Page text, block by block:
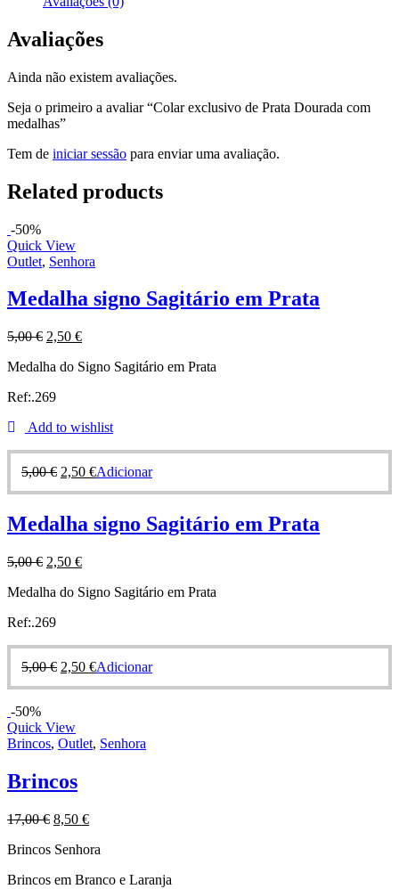
Avaliações
Ainda não existem avaliações.
Seja o primeiro a avaliar “Colar exclusivo de Prata Dourada com
medalhas”
Tem de iniciar sessão para enviar uma avaliação.
Related products
-50%
Quick View
Outlet, Senhora
Medalha signo Sagitário em Prata
5,00€ 2,50 €
Medalha do Signo Sagitário em Prata
Ref:.269
Add to wishlist
5,00€ 2,50 €Adicionar
Medalha signo Sagitário em Prata
5,00€ 2,50 €
Medalha do Signo Sagitário em Prata
Ref:.269
5,00€ 2,50 €Adicionar
-50%
Quick View
Brincos, Outlet, Senhora
Brincos
17,00€ 8,50 €
Brincos Senhora
Brincos em Branco e Laranja